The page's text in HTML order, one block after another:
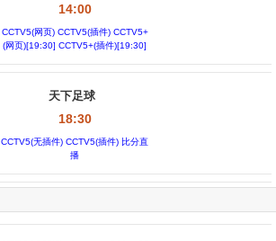
14:00
CCTV5(网页) CCTV5(插件) CCTV5+
(网页)[19:30] CCTV5+(插件)[19:30]
天下足球
18:30
CCTV5(无插件) CCTV5(插件) 比分直
播